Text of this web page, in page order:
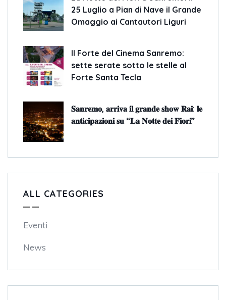
25 Luglio a Pian di Nave il Grande
Omaggio ai Cantautori Liguri
Il Forte del Cinema Sanremo:
sette serate sotto le stelle al
Forte Santa Tecla
𝐒𝐚𝐧𝐫𝐞𝐦𝐨, 𝐚𝐫𝐫𝐢𝐯𝐚 𝐢𝐥 𝐠𝐫𝐚𝐧𝐝𝐞 𝐬𝐡𝐨𝐰 𝐑𝐚𝐢: 𝐥𝐞
𝐚𝐧𝐭𝐢𝐜𝐢𝐩𝐚𝐳𝐢𝐨𝐧𝐢 𝐬𝐮 “𝐋𝐚 𝐍𝐨𝐭𝐭𝐞 𝐝𝐞𝐢 𝐅𝐢𝐨𝐫𝐢”
ALL CATEGORIES
Eventi
News